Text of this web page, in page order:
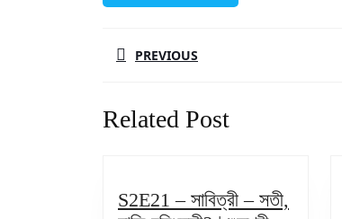
navigation
PREVIOUS
post:
Related Post
S2E21 – সাবিত্রী – সতী,